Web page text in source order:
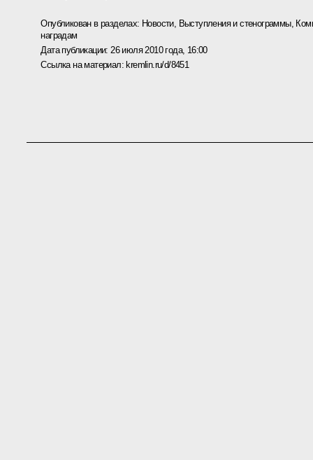
Опубликован в разделах: Новости, Выступления и стенограммы,
наградам
Дата публикации: 26 июля 2010 года, 16:00
Ссылка на материал: kremlin.ru/d/8451